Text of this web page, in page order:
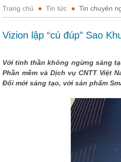
Trang chủ Tin tức Tin chuyên
Vizion lập “cú đúp” Sao
Với tinh thần không ngừng sáng
Phần mềm và Dịch vụ CNTT Việt
Đổi mới sáng tạo, với sản phẩm